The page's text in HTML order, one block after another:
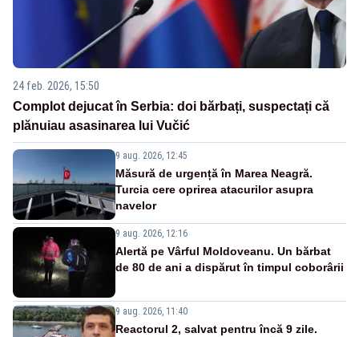
24 feb. 2026, 15:50
Complot dejucat în Serbia: doi bărbați, suspectați că
plănuiau asasinarea lui Vučić
9 aug. 2026, 12:45
Măsură de urgență în Marea Neagră.
Turcia cere oprirea atacurilor asupra
navelor
9 aug. 2026, 12:16
Alertă pe Vârful Moldoveanu. Un bărbat
de 80 de ani a dispărut în timpul coborârii
9 aug. 2026, 11:40
Reactorul 2, salvat pentru încă 9 zile.